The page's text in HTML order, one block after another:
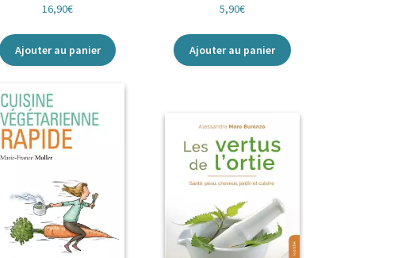
16,90€
Ajouter au panier
5,90€
Ajouter au panier